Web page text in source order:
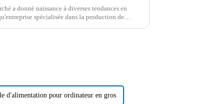
a donné naissance à diverses tendances en
spécialisée dans la production de
d'alimentation pour ordinateur en gros